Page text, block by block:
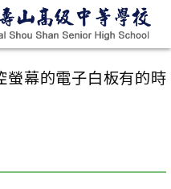
螢幕的電子白板有的時